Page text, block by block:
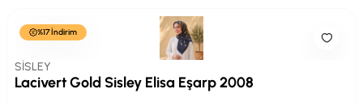
%17 İndirim
SİSLEY
Lacivert Gold Sisley Elisa Eşarp 2008